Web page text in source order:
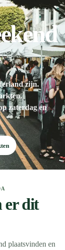
zijn.
zaterdag en
er dit
plaatsvinden en